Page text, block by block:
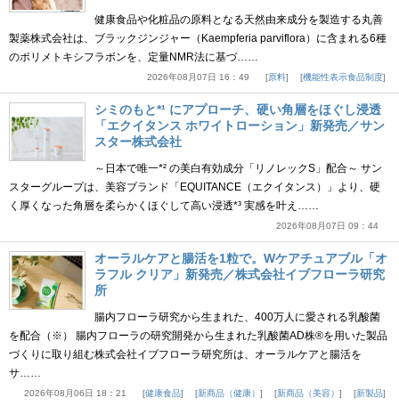
健康食品や化粧品の原料となる天然由来成分を製造する丸善
製薬株式会社は、ブラックジンジャー（Kaempferia parviflora）に含まれる6種
のポリメトキシフラボンを、定量NMR法に基づ……
2026年08月07日 16：49 原料 機能性表示食品制度
シミのもと*¹ にアプローチ、硬い角層をほぐし浸透
「エクイタンス ホワイトローション」新発売／サン
スター株式会社
～日本で唯一*² の美白有効成分「リノレックS」配合～ サン
スターグループは、美容ブランド「EQUITANCE（エクイタンス）」より、硬
く厚くなった角層を柔らかくほぐして高い浸透*³ 実感を叶え……
2026年08月07日 09：44
オーラルケアと腸活を1粒で。Wケアチュアブル「オ
ラフル クリア」新発売／株式会社イブフローラ研究
所
腸内フローラ研究から生まれた、400万人に愛される乳酸菌
を配合（※） 腸内フローラの研究開発から生まれた乳酸菌AD株®を用いた製品
づくりに取り組む株式会社イブフローラ研究所は、オーラルケアと腸活を
サ……
2026年08月06日 18：21 健康食品 新商品（健康） 新商品（美容） 新製品